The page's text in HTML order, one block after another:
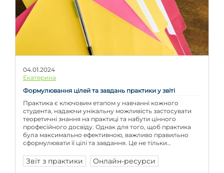
04.01.2024
Екатерина
Формулювання цілей та завдань практики у звіті
Практика є ключовим етапом у навчанні кожного
студента, надаючи унікальну можливість застосувати
теоретичні знання на практиці та набути цінного
професійного досвіду. Однак для того, щоб практика
була максимально ефективною, важливо правильно
сформулювати її цілі та завдання. Це не тільки
а й слугує фундаментом для підготовки звіту з практики.
[…]
Звіт з практики Онлайн-ресурси